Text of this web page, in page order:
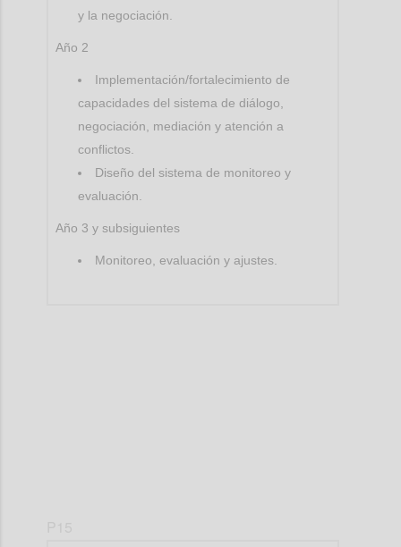
y la negociación.
Año 2
Implementación/fortalecimiento de
capacidades del sistema de diálogo,
negociación, mediación y atención a
conflictos.
Diseño del sistema de monitoreo y
evaluación.
Año 3 y subsiguientes
Monitoreo, evaluación y ajustes.